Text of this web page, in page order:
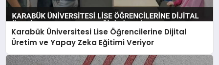
Karabük Üniversitesi Lise Öğrencilerine Dijital
Üretim ve Yapay Zeka Eğitimi Veriyor